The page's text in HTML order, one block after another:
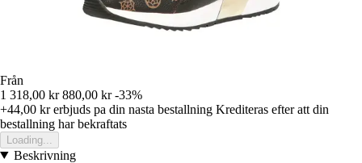
Från
1 318,00 kr 880,00 kr -33%
+44,00 krerbjuds pa din nasta bestallning Krediteras efter att din
bestallning har bekraftats
Loading...
Beskrivning